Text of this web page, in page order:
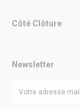
Côté Clôture
Newsletter